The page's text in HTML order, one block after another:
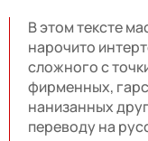
В этом тексте
нарочито
сложного с
фирменных,
нанизанных
переводу на